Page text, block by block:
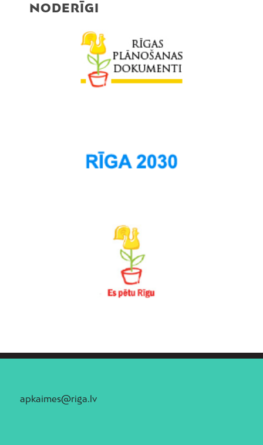
NODERĪGI
apkaimes@riga.lv